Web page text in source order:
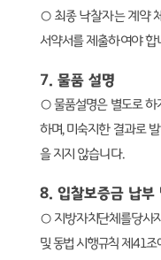
○ 최종 낙찰자는 계약
서약서를 제출하여야 합
7. 물품 설명
○물품설명은 별도로 하
하며, 미숙지한 결과로
을 지지 않습니다.
8. 입찰보증금 납부
○ 지방자치단체를당사
및 동법 시행규칙 제 41조